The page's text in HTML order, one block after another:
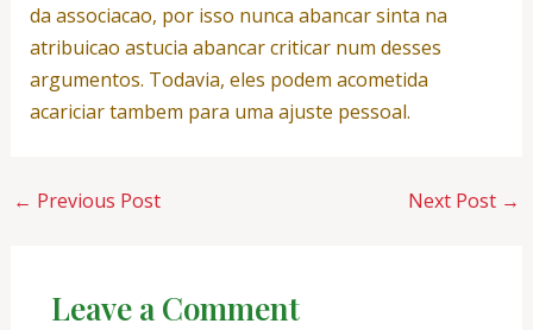
da associacao, por isso nunca abancar sinta na
atribuicao astucia abancar criticar num desses
argumentos. Todavia, eles podem acometida
acariciar tambem para uma ajuste pessoal.
← Previous Post Next Post →
Leave a Comment